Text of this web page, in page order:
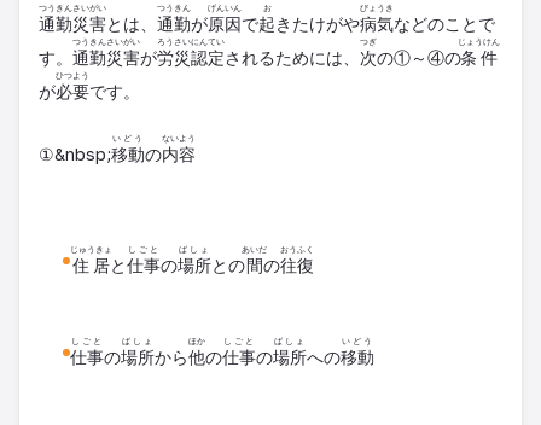
通勤
つうきん
災害
さいがい
とは、 通勤
つうきん
が原因
げんいん
で起
お
きたけがや病気
びょうき
などのことで
す。 通勤
つうきん
災害
さいがい
が労災
ろうさい
認定
にんてい
されるためには、 次
つぎ
の①～④の条件
じょうけん
が必要
ひつよう
です。
①&nbsp;移動
いどう
の内容
ないよう
住居
じゅうきょ
と仕事
しごと
の場所
ばしょ
との間
あいだ
の往復
おうふく
仕事
しごと
の場所
ばしょ
から他
ほか
の仕事
しごと
の場所
ばしょ
への移動
いどう